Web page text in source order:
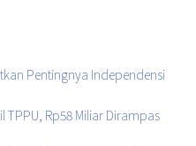
Pentingnya Independensi
TPPU, Rp58 Miliar Dirampas